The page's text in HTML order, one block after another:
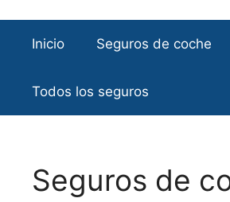
Inicio Seguros de coche
Todos los seguros
Seguros de